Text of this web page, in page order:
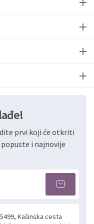
prvi koji će otkriti
i najnovije
Kašinska cesta